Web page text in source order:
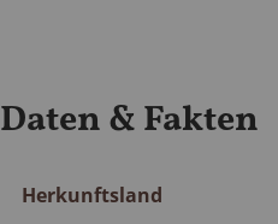
Daten & Fakten
Mehr
Herkunftsland